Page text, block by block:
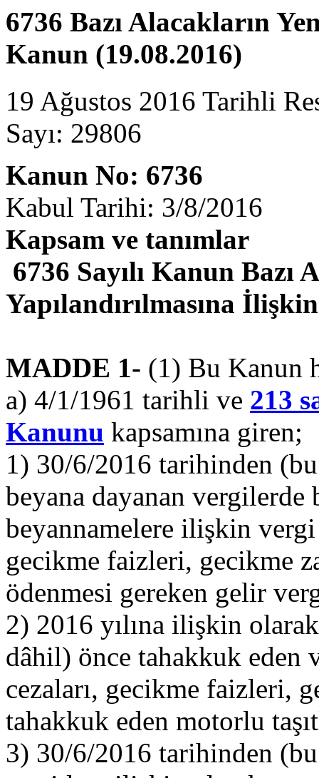
6736 Bazı Alacakların
Kanun (19.08.2016)
19 Ağustos 2016 Tarihli
Sayı: 29806
Kanun No: 6736
Kabul Tarihi: 3/8/2016
Kapsam ve tanımlar
6736 Sayılı Kanun Bazı
Yapılandırılmasına
MADDE 1- (1) Bu Kanun
a) 4/1/1961 tarihli ve 213
Kanunu kapsamına giren;
1) 30/6/2016 tarihinden
beyana dayanan
beyannamelere ilişkin
gecikme faizleri, gecikme
ödenmesi gereken gelir
2) 2016 yılına ilişkin
dâhil) önce tahakkuk eden
cezaları, gecikme faizleri,
tahakkuk eden motorlu
3) 30/6/2016 tarihinden